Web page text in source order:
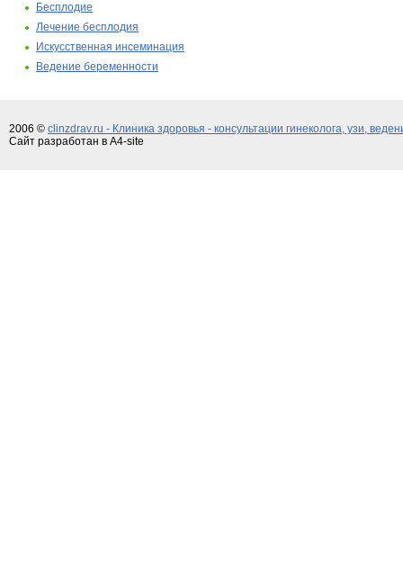
Бесплодие
Лечение бесплодия
Искусственная инсеминация
Ведение беременности
2006 © clinzdrav.ru - Клиника здоровья - консультации гинеколога, узи,
Сайт разработан в A4-site